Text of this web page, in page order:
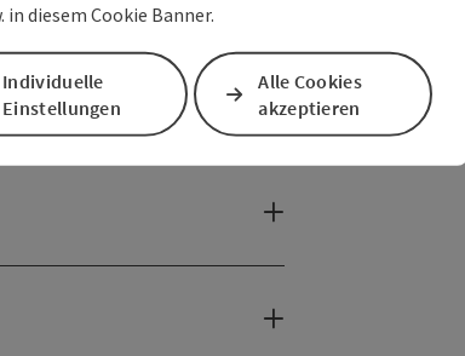
in diesem Cookie Banner.
Individuelle
Einstellungen
Alle Cookies
akzeptieren